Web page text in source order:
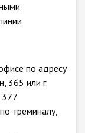
по адресу
365 или г.
377
треминалу,